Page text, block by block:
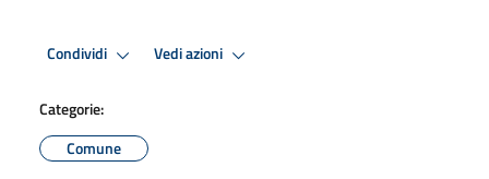
Condividi Vedi azioni
Categorie:
Comune